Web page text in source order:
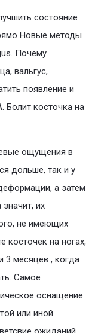
состояние
Новые методы
Почему
вальгус,
появление и
Болит косточка на
ощущения в
дольше, так и у
а затем
их
не имеющих
косточек на ногах,
3 месяцев , когда
Самое
оснащение
или иной